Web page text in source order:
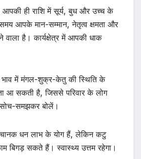
आपकी ही राशि में सूर्य, बुध और उच्च के
आपके मान-सम्मान, नेतृत्व क्षमता और
वाला है। कार्यक्षेत्र में आपकी धाक
में मंगल-शुक्र-केतु की स्थिति के
आ सकती है, जिससे परिवार के लोग
समझकर बोलें।
धन लाभ के योग हैं, लेकिन कटु
बिगड़ सकते हैं। स्वास्थ्य उत्तम रहेगा।